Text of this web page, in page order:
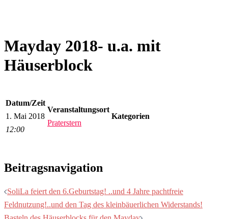
Mayday 2018- u.a. mit
Häuserblock
Datum/Zeit
1. Mai 2018
12:00
Veranstaltungsort
Praterstern
Kategorien
Beitragsnavigation
SoliLa feiert den 6.Geburtstag! ..und 4 Jahre pachtfreie
Feldnutzung!..und den Tag des kleinbäuerlichen Widerstands!